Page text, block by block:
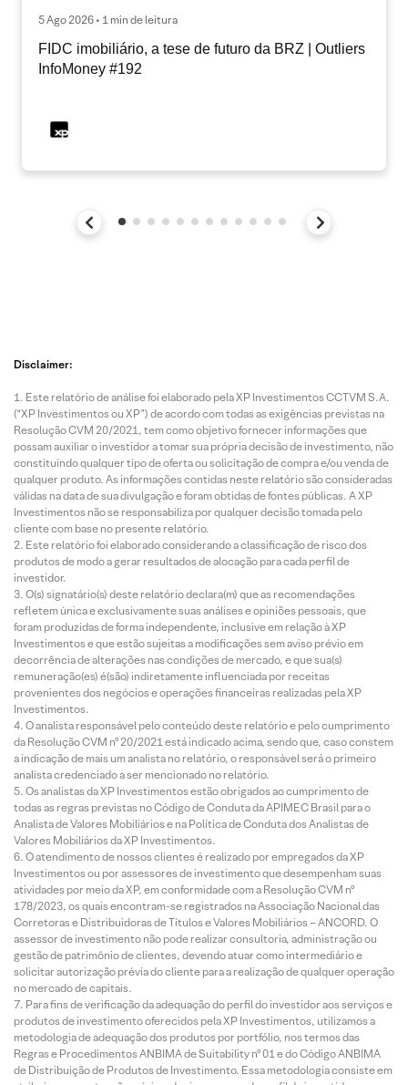
5 Ago 2026 • 1 min de leitura
FIDC imobiliário, a tese de futuro da BRZ | Outliers
InfoMoney #192
Disclaimer:
Este relatório de análise foi elaborado pela XP Investimentos CCTVM S.A.
(“XP Investimentos ou XP”) de acordo com todas as exigências previstas na
Resolução CVM 20/2021, tem como objetivo fornecer informações que
possam auxiliar o investidor a tomar sua própria decisão de investimento, não
constituindo qualquer tipo de oferta ou solicitação de compra e/ou venda de
qualquer produto. As informações contidas neste relatório são consideradas
válidas na data de sua divulgação e foram obtidas de fontes públicas. A XP
Investimentos não se responsabiliza por qualquer decisão tomada pelo
cliente com base no presente relatório.
Este relatório foi elaborado considerando a classificação de risco dos
produtos de modo a gerar resultados de alocação para cada perfil de
investidor.
O(s) signatário(s) deste relatório declara(m) que as recomendações
refletem única e exclusivamente suas análises e opiniões pessoais, que
foram produzidas de forma independente, inclusive em relação à XP
Investimentos e que estão sujeitas a modificações sem aviso prévio em
decorrência de alterações nas condições de mercado, e que sua(s)
remuneração(es) é(são) indiretamente influenciada por receitas
provenientes dos negócios e operações financeiras realizadas pela XP
Investimentos.
O analista responsável pelo conteúdo deste relatório e pelo cumprimento
da Resolução CVM nº 20/2021 está indicado acima, sendo que, caso constem
a indicação de mais um analista no relatório, o responsável será o primeiro
analista credenciado a ser mencionado no relatório.
Os analistas da XP Investimentos estão obrigados ao cumprimento de
todas as regras previstas no Código de Conduta da APIMEC Brasil para o
Analista de Valores Mobiliários e na Política de Conduta dos Analistas de
Valores Mobiliários da XP Investimentos.
O atendimento de nossos clientes é realizado por empregados da XP
Investimentos ou por assessores de investimento que desempenham suas
atividades por meio da XP, em conformidade com a Resolução CVM nº
178/2023, os quais encontram-se registrados na Associação Nacional das
Corretoras e Distribuidoras de Títulos e Valores Mobiliários – ANCORD. O
assessor de investimento não pode realizar consultoria, administração ou
gestão de patrimônio de clientes, devendo atuar como intermediário e
solicitar autorização prévia do cliente para a realização de qualquer operação
no mercado de capitais.
Para fins de verificação da adequação do perfil do investidor aos serviços e
produtos de investimento oferecidos pela XP Investimentos, utilizamos a
metodologia de adequação dos produtos por portfólio, nos termos das
Regras e Procedimentos ANBIMA de Suitability nº 01 e do Código ANBIMA
de Distribuição de Produtos de Investimento. Essa metodologia consiste em